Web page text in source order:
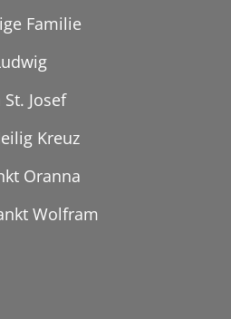
Familie
Josef
Kreuz
Oranna
Wolfram